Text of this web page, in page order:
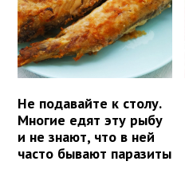
Не подавайте к столу.
Многие едят эту рыбу
и не знают, что в ней
часто бывают паразиты